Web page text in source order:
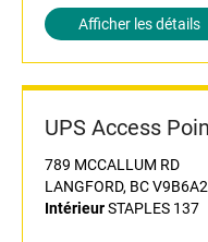
Afficher les détails
UPS Access
789 MCCALLUM RD
LANGFORD, BC V9B6A2
IntérieurSTAPLES 137